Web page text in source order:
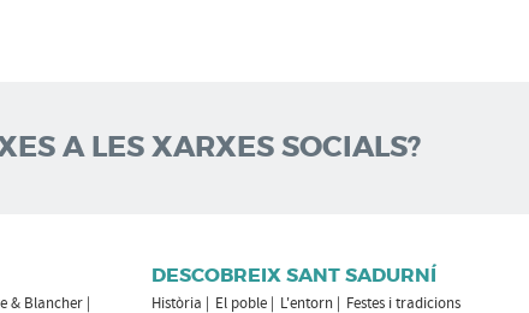
A LES XARXES SOCIALS?
& Blancher
DESCOBREIX SANT SADURNÍ
Història El poble L'entorn Festes i tradicions